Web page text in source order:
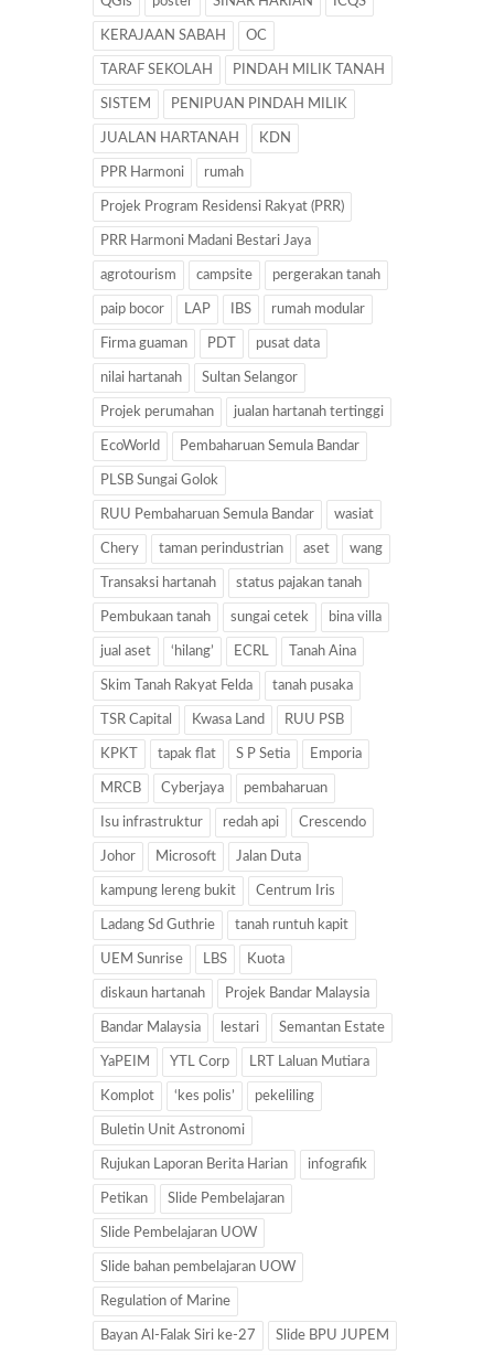
KERAJAAN SABAH OC
TARAF SEKOLAH PINDAH MILIK TANAH
SISTEM PENIPUAN PINDAH MILIK
JUALAN HARTANAH KDN
PPR Harmoni rumah
Projek Program Residensi Rakyat (PRR)
PRR Harmoni Madani Bestari Jaya
agrotourism campsite pergerakan tanah
paip bocor LAP IBS rumah modular
Firma guaman PDT pusat data
nilai hartanah Sultan Selangor
Projek perumahan jualan hartanah tertinggi
EcoWorld Pembaharuan Semula Bandar
PLSB Sungai Golok
RUU Pembaharuan Semula Bandar wasiat
Chery taman perindustrian aset wang
Transaksi hartanah status pajakan tanah
Pembukaan tanah sungai cetek bina villa
jual aset ‘hilang’ ECRL Tanah Aina
Skim Tanah Rakyat Felda tanah pusaka
TSR Capital Kwasa Land RUU PSB
KPKT tapak flat S P Setia Emporia
MRCB Cyberjaya pembaharuan
Isu infrastruktur redah api Crescendo
Johor Microsoft Jalan Duta
kampung lereng bukit Centrum Iris
Ladang Sd Guthrie tanah runtuh kapit
UEM Sunrise LBS Kuota
diskaun hartanah Projek Bandar Malaysia
Bandar Malaysia lestari Semantan Estate
YaPEIM YTL Corp LRT Laluan Mutiara
Komplot ‘kes polis’ pekeliling
Buletin Unit Astronomi
Rujukan Laporan Berita Harian infografik
Petikan Slide Pembelajaran
Slide Pembelajaran UOW
Slide bahan pembelajaran UOW
Regulation of Marine
Bayan Al-Falak Siri ke-27 Slide BPU JUPEM